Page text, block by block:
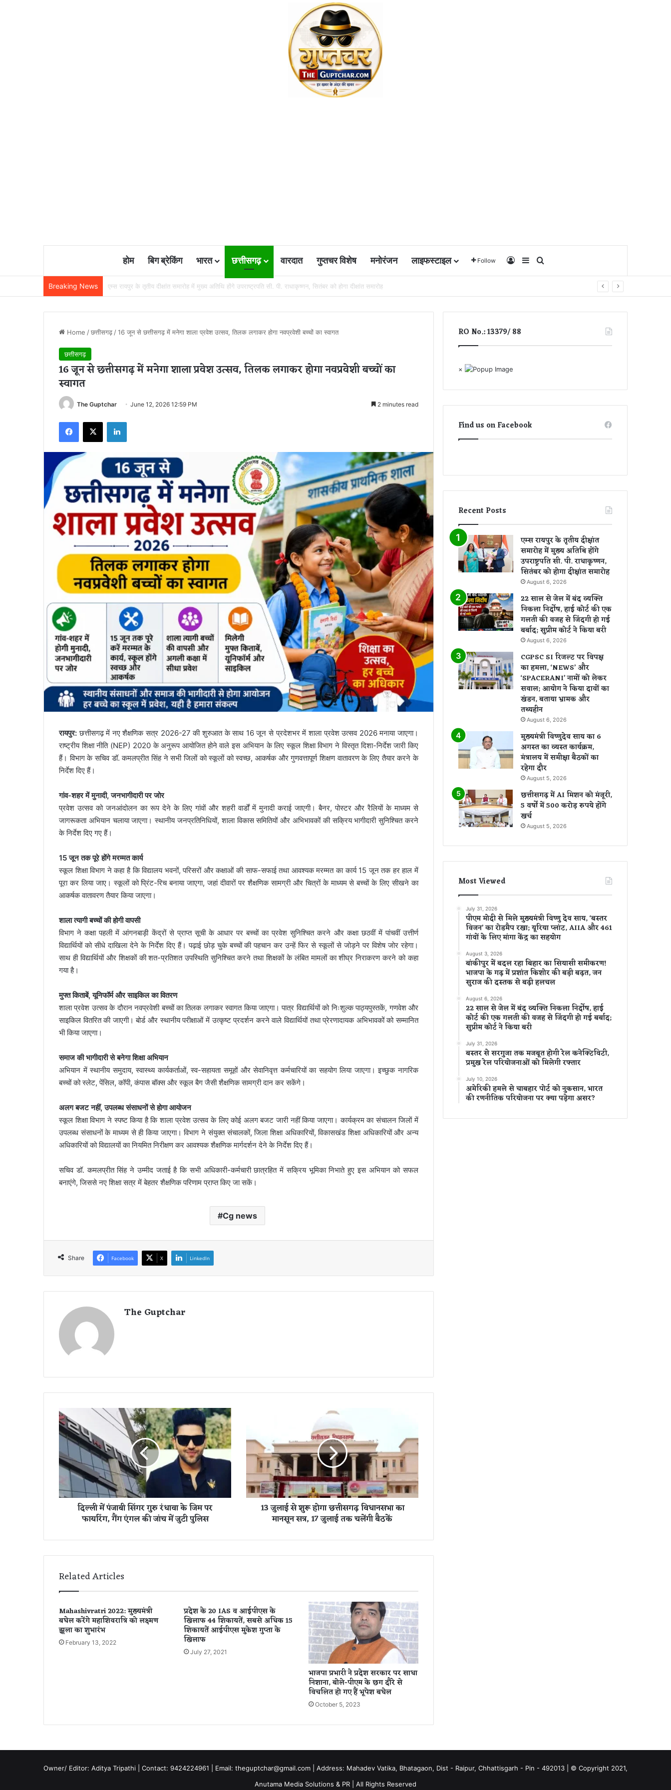
होम बिग ब्रेकिंग भारत छत्तीसगढ़ वारदात गुप्तचर विशेष मनोरंजन लाइफस्टाइल Follow Log InSidebar
Breaking News 22 साल से जेल में बंद व्यक्ति निकला निर्दोष, हाई कोर्ट की एक गलती की वजह से जिंदगी हो गई बर्बाद; सुप्रीम कोर्ट ने किया बरी
Home /छत्तीसगढ़ /16 जून से छत्तीसगढ़ में मनेगा शाला प्रवेश उत्सव, तिलक लगाकर होगा नवप्रवेशी बच्चों का स्वागत
छत्तीसगढ़
16 जून से छत्तीसगढ़ में मनेगा शाला प्रवेश उत्सव, तिलक लगाकर होगा नवप्रवेशी बच्चों का
स्वागत
The Guptchar June 12, 2026 12:59 PM 2 minutes read
रायपुर: छत्तीसगढ़ में नए शैक्षणिक सत्र 2026-27 की शुरुआत के साथ 16 जून से प्रदेशभर में शाला प्रवेश उत्सव 2026 मनाया जाएगा।
राष्ट्रीय शिक्षा नीति (NEP) 2020 के अनुरूप आयोजित होने वाले इस अभियान के लिए स्कूल शिक्षा विभाग ने विस्तृत दिशा-निर्देश जारी किए
हैं। विभाग के सचिव डॉ. कमलप्रीत सिंह ने सभी जिलों को स्कूलों को स्वच्छ, आकर्षक और गुणवत्तापूर्ण शिक्षण वातावरण के लिए तैयार करने के
निर्देश दिए हैं।
गांव-शहर में मुनादी, जनभागीदारी पर जोर
प्रवेश उत्सव को जनआंदोलन का रूप देने के लिए गांवों और शहरी वार्डों में मुनादी कराई जाएगी। बैनर, पोस्टर और रैलियों के माध्यम से
जागरूकता अभियान चलाया जाएगा। स्थानीय जनप्रतिनिधियों, शाला विकास समितियों और अभिभावकों की सक्रिय भागीदारी सुनिश्चित करने
के निर्देश दिए गए हैं।
15 जून तक पूरे होंगे मरम्मत कार्य
स्कूल शिक्षा विभाग ने कहा है कि विद्यालय भवनों, परिसरों और कक्षाओं की साफ-सफाई तथा आवश्यक मरम्मत का कार्य 15 जून तक हर हाल में
पूरा कर लिया जाए। स्कूलों को प्रिंट-रिच बनाया जाएगा, जहां दीवारों पर शैक्षणिक सामग्री और चित्रों के माध्यम से बच्चों के लिए सीखने का
आकर्षक वातावरण तैयार किया जाएगा।
शाला त्यागी बच्चों की होगी वापसी
विभाग ने कक्षा पहली में आंगनबाड़ी केंद्रों से प्राप्त सूची के आधार पर बच्चों का प्रवेश सुनिश्चित करने और कक्षा छठवीं में पांचवीं उत्तीर्ण
विद्यार्थियों को सीधे दाखिला देने के निर्देश दिए हैं। पढ़ाई छोड़ चुके बच्चों की पहचान कर उन्हें फिर से स्कूलों से जोड़ने पर विशेष जोर रहेगा।
साथ ही विद्यार्थियों और शिक्षकों की शत-प्रतिशत उपस्थिति सुनिश्चित करने तथा शिक्षकों के लंबित मामलों का शीघ्र निराकरण करने को कहा
गया है।
मुफ्त किताबें, यूनिफॉर्म और साइकिल का वितरण
शाला प्रवेश उत्सव के दौरान नवप्रवेशी बच्चों का तिलक लगाकर स्वागत किया जाएगा। पात्र विद्यार्थियों को निःशुल्क पाठ्यपुस्तकें, गणवेश और
साइकिल वितरित की जाएगी। बोर्ड और स्थानीय परीक्षाओं में उत्कृष्ट प्रदर्शन करने वाले विद्यार्थियों तथा प्रेरणादायक अभिभावकों को सम्मानित
भी किया जाएगा।
समाज की भागीदारी से बनेगा शिक्षा अभियान
अभियान में स्थानीय समुदाय, स्वास्थ्य कार्यकर्ताओं, स्व-सहायता समूहों और सेवानिवृत्त कर्मचारियों का सहयोग लिया जाएगा। इच्छुक नागरिक
बच्चों को स्लेट, पेंसिल, कॉपी, कंपास बॉक्स और स्कूल बैग जैसी शैक्षणिक सामग्री दान कर सकेंगे।
अलग बजट नहीं, उपलब्ध संसाधनों से होगा आयोजन
स्कूल शिक्षा विभाग ने स्पष्ट किया है कि शाला प्रवेश उत्सव के लिए कोई अलग बजट जारी नहीं किया जाएगा। कार्यक्रम का संचालन जिलों में
उपलब्ध संसाधनों के माध्यम से ही किया जाएगा। विभाग ने संयुक्त संचालकों, जिला शिक्षा अधिकारियों, विकासखंड शिक्षा अधिकारियों और अन्य
अधिकारियों को विद्यालयों का नियमित निरीक्षण कर आवश्यक शैक्षणिक मार्गदर्शन देने के निर्देश दिए हैं।
सचिव डॉ. कमलप्रीत सिंह ने उम्मीद जताई है कि सभी अधिकारी-कर्मचारी छात्रहित में सक्रिय भूमिका निभाते हुए इस अभियान को सफल
बनाएंगे, जिससे नए शिक्षा सत्र में बेहतर शैक्षणिक परिणाम प्राप्त किए जा सकें।
Cg news
Share Facebook X LinkedIn
The Guptchar
दि
ल्ली
में
जा
बी
र
धा
म
प
फा
य
रिं
ग
जां
में
टी
दिल्ली में पंजाबी सिंगर गुरु रंधावा के जिम पर
फायरिंग, गैंग एंगल की जांच में जुटी पुलिस
ला
ई
शु
रू
हो
स
न
भा
का
मा
जु
ई
क
13 जुलाई से शुरू होगा छत्तीसगढ़ विधानसभा का
मानसून सत्र, 17 जुलाई तक चलेंगी बैठकें
Related Articles
Mahashivratri 2022: मुख्यमंत्री
बघेल करेंगे महाशिवरात्रि को लक्ष्मण
झूला का शुभारंभ
February 13, 2022
प्रदेश के 20 IAS व आईपीएस के
खिलाफ 44 शिकायतें, सबसे अधिक 15
शिकायतें आईपीएस मुकेश गुप्ता के
खिलाफ
July 27, 2021
भाजपा प्रभारी ने प्रदेश सरकार पर साधा
निशाना, बोले-पीएम के छग दौरे से
विचलित हो गए हैं भूपेश बघेल
October 5, 2023
RO No.: 13379/ 88
×
Find us on Facebook
Recent Posts
एम्स रायपुर के तृतीय दीक्षांत
समारोह में मुख्य अतिथि होंगे
उपराष्ट्रपति सी. पी. राधाकृष्णन,
सितंबर को होगा दीक्षांत समारोह
August 6, 2026
22 साल से जेल में बंद व्यक्ति
निकला निर्दोष, हाई कोर्ट की एक
गलती की वजह से जिंदगी हो गई
बर्बाद; सुप्रीम कोर्ट ने किया बरी
August 6, 2026
CGPSC SI रिजल्ट पर विपक्ष
का हमला, ‘NEWS’ और
‘SPACERANI’ नामों को लेकर
सवाल; आयोग ने किया दावों का
खंडन, बताया भ्रामक और
तथ्यहीन
August 6, 2026
मुख्यमंत्री विष्णुदेव साय का 6
अगस्त का व्यस्त कार्यक्रम,
मंत्रालय में समीक्षा बैठकों का
रहेगा दौर
August 5, 2026
छत्तीसगढ़ में AI मिशन को मंजूरी,
5 वर्षों में 500 करोड़ रुपये होंगे
खर्च
August 5, 2026
Most Viewed
July 31, 2026
पीएम मोदी से मिले मुख्यमंत्री विष्णु देव साय, ‘बस्तर
विजन’ का रोडमैप रखा; यूरिया प्लांट, AIIA और 461
गांवों के लिए मांगा केंद्र का सहयोग
August 3, 2026
बांकीपुर में बदल रहा बिहार का सियासी समीकरण!
भाजपा के गढ़ में प्रशांत किशोर की बड़ी बढ़त, जन
सुराज की दस्तक से बढ़ी हलचल
August 6, 2026
22 साल से जेल में बंद व्यक्ति निकला निर्दोष, हाई
कोर्ट की एक गलती की वजह से जिंदगी हो गई बर्बाद;
सुप्रीम कोर्ट ने किया बरी
July 31, 2026
बस्तर से सरगुजा तक मजबूत होगी रेल कनेक्टिविटी,
प्रमुख रेल परियोजनाओं को मिलेगी रफ्तार
July 10, 2026
अमेरिकी हमले से चाबहार पोर्ट को नुकसान, भारत
की रणनीतिक परियोजना पर क्या पड़ेगा असर?
Owner/ Editor: Aditya Tripathi | Contact: 9424224961 | Email: theguptchar@gmail.com | Address: Mahadev Vatika, Bhatagaon, Dist - Raipur, Chhattisgarh - Pin - 492013 | © Copyright 2021,
Anutama Media Solutions & PR | All Rights Reserved